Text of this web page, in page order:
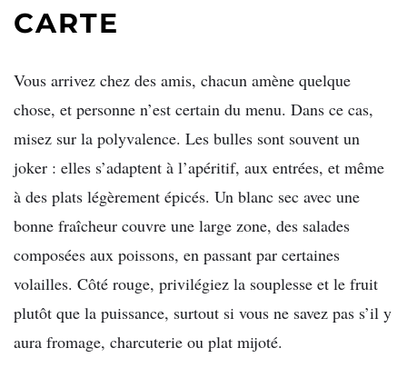
CARTE
Vous arrivez chez des amis, chacun amène quelque
chose, et personne n’est certain du menu. Dans ce cas,
misez sur la polyvalence. Les bulles sont souvent un
joker : elles s’adaptent à l’apéritif, aux entrées, et même
à des plats légèrement épicés. Un blanc sec avec une
bonne fraîcheur couvre une large zone, des salades
composées aux poissons, en passant par certaines
volailles. Côté rouge, privilégiez la souplesse et le fruit
plutôt que la puissance, surtout si vous ne savez pas s’il y
aura fromage, charcuterie ou plat mijoté.